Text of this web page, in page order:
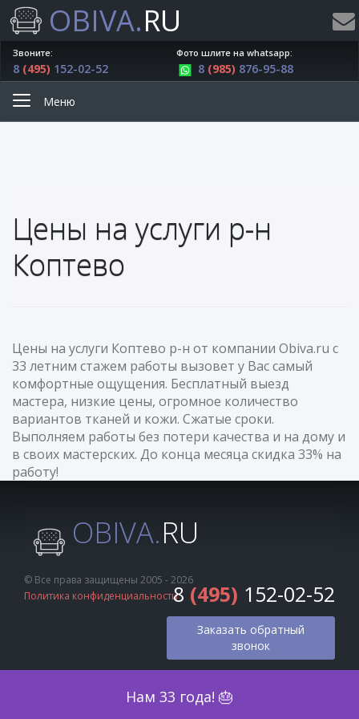
OBIVA.RU
Нам 33 года! 🎂
Звоните:
8 (495) 152-02-52
Фото шлите на whatsapp:
8 (985) 876-95-88
Меню
Цены на услуги р-н
Коптево
Цены на услуги Коптево р-н от компании Obiva.ru с
33 летним стажем работы вызовет у Вас самый
комфортные ощущения. Бесплатный выезд
мастера, низкие цены, огромное количество
вариантов тканей и кожи. Сжатые сроки.
Выполняем работы без потери качества и на дому и
в своих мастерских. До конца месяца скидка 33% на
работу!
OBIVA.RU
© Все права защищены 2005 - 2026
Политика конфиденциальности8 (495) 152-02-52
Заказать обратный
звонок